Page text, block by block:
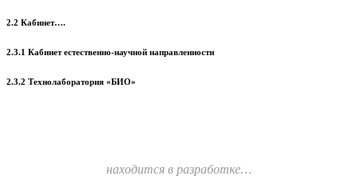
2.2 Кабинет….
2.3.1 Кабинет естественно-научной направленности
2.3.2 Технолаборатория «БИО»
находится в разработке…